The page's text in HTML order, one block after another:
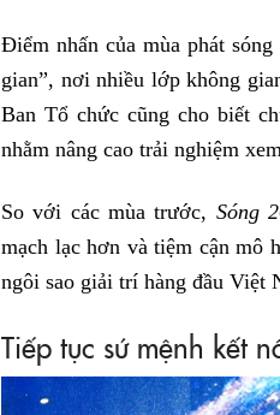
Điểm nhấn của mùa phát
gian”, nơi nhiều lớp không
Ban Tổ chức cũng cho biết
nhằm nâng cao trải nghiệm
So với các mùa trước, Sóng
mạch lạc hơn và tiệm cận mô
ngôi sao giải trí hàng đầu Việt
Tiếp tục sứ mệnh kết